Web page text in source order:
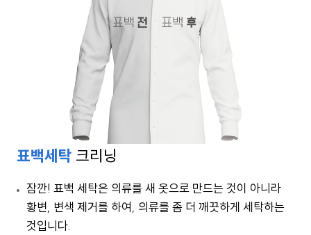
표백세탁 크리닝
잠깐! 표백 세탁은 의류를 새 옷으로 만드는 것이 아니라
황변, 변색 제거를 하여, 의류를 좀 더 깨끗하게 세탁하는
것입니다.